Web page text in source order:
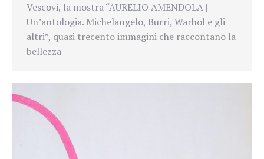
Vescovi, la mostra “AURELIO AMENDOLA |
Un’antologia. Michelangelo, Burri, Warhol e gli
altri”, quasi trecento immagini che raccontano la
bellezza